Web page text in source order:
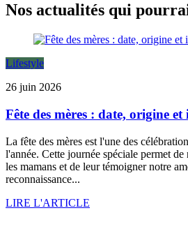
Nos actualités qui
Lifestyle
26 juin 2026
Fête des mères : date, origine et
La fête des mères est l'une des
l'année. Cette journée spéciale permet
les mamans et de leur témoigner notre
reconnaissance...
LIRE L'ARTICLE